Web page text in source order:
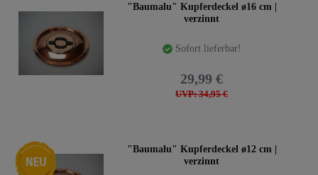
"Baumalu" Kupferdeckel ø16 cm |
verzinnt
Sofort lieferbar!
UVP: 34,95 €
29,99 €
Neuheit
"Baumalu" Kupferdeckel ø12 cm |
verzinnt